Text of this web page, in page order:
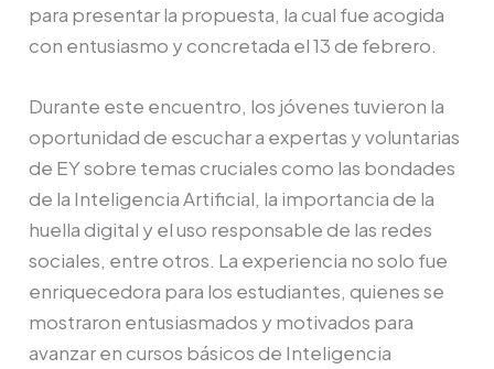
para presentar la propuesta, la cual fue acogida
con entusiasmo y concretada el 13 de febrero.
Durante este encuentro, los jóvenes tuvieron la
oportunidad de escuchar a expertas y voluntarias
de EY sobre temas cruciales como las bondades
de la Inteligencia Artificial, la importancia de la
huella digital y el uso responsable de las redes
sociales, entre otros. La experiencia no solo fue
enriquecedora para los estudiantes, quienes se
mostraron entusiasmados y motivados para
avanzar en cursos básicos de Inteligencia